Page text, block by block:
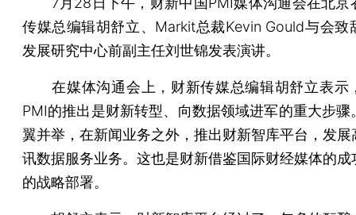
传媒总编辑胡舒立、Markit总裁Kevin Gould与会致
发展研究中心前副主任刘世锦发表演讲。
在媒体沟通会上，财新传媒总编辑胡舒立表示
PMI的推出是财新转型、向数据领域进军的重大步骤
翼并举，在新闻业务之外，推出财新智库平台，发展
讯数据服务业务。这也是财新借鉴国际财经媒体的成
的战略部署。